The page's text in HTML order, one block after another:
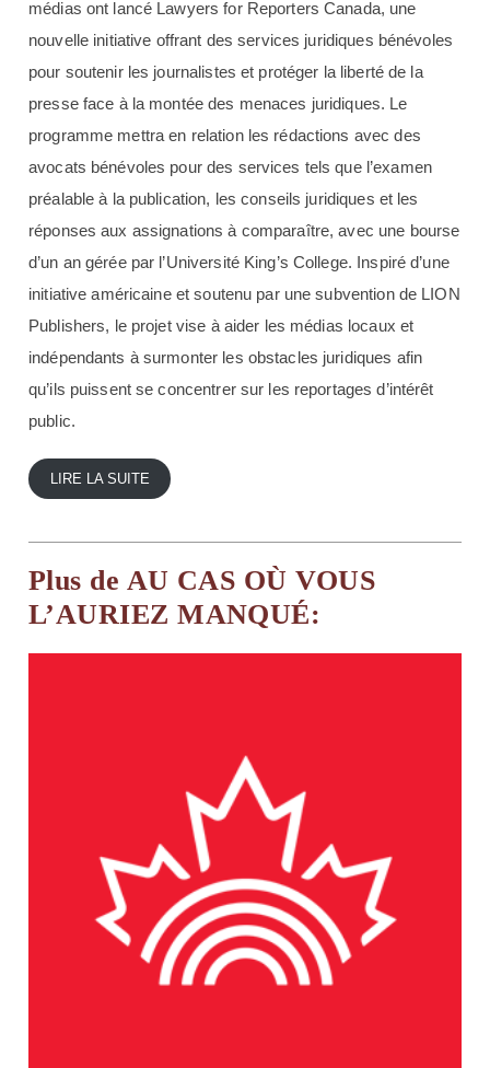
médias ont lancé Lawyers for Reporters Canada, une
nouvelle initiative offrant des services juridiques bénévoles
pour soutenir les journalistes et protéger la liberté de la
presse face à la montée des menaces juridiques. Le
programme mettra en relation les rédactions avec des
avocats bénévoles pour des services tels que l’examen
préalable à la publication, les conseils juridiques et les
réponses aux assignations à comparaître, avec une bourse
d’un an gérée par l’Université King’s College. Inspiré d’une
initiative américaine et soutenu par une subvention de LION
Publishers, le projet vise à aider les médias locaux et
indépendants à surmonter les obstacles juridiques afin
qu’ils puissent se concentrer sur les reportages d’intérêt
public.
LIRE LA SUITE
Plus de AU CAS OÙ VOUS
L’AURIEZ MANQUÉ: